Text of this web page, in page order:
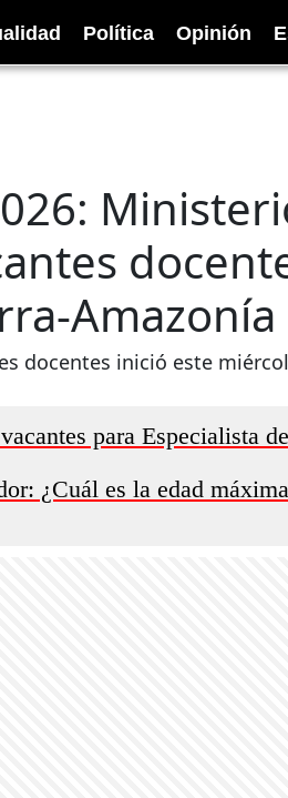
Política Opinión
Amazonía
docentes inició este
para Especialista
¿Cuál es la edad